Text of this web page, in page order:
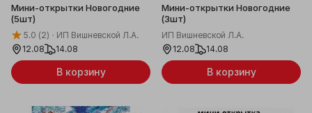
Мини-открытки Новогодние
(5шт)
5.0 (2)
ИП Вишневской Л.А.
12.08
14.08
В корзину
Мини-открытки Новогодние
(3шт)
ИП Вишневской Л.А.
12.08
14.08
В корзину